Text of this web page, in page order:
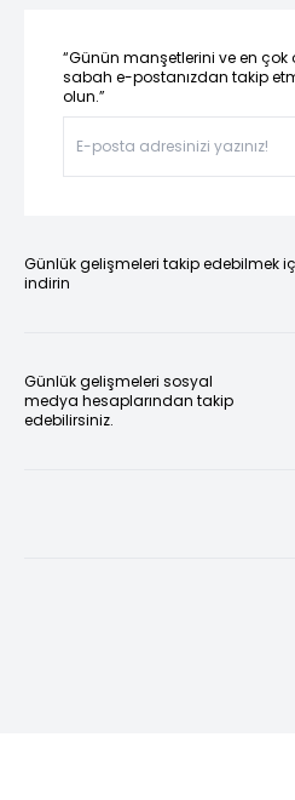
“Günün manşetlerini ve en
sabah e-postanızdan takip
olun.”
Günlük gelişmeleri takip edebilmek
indirin
Günlük gelişmeleri sosyal
medya hesaplarından takip
edebilirsiniz.